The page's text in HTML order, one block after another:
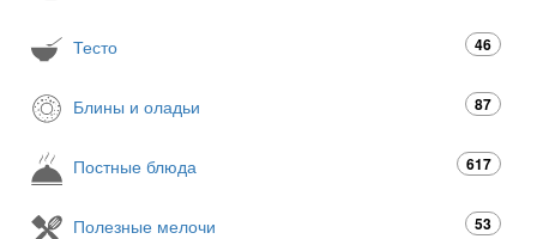
Тесто 46
Блины и оладьи 87
Постные блюда 617
Полезные мелочи 53